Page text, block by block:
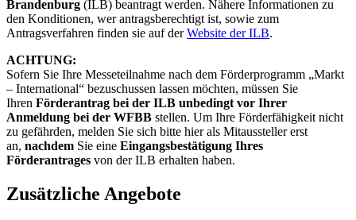
Brandenburg (ILB) beantragt werden. Nähere Informationen zu
den Konditionen, wer antragsberechtigt ist, sowie zum
Antragsverfahren finden sie auf derWebsite der ILB.
ACHTUNG:
Sofern Sie Ihre Messeteilnahme nach dem Förderprogramm „Markt
– International“ bezuschussen lassen möchten, müssen Sie
Ihren Förderantrag bei der ILB unbedingt vor Ihrer
Anmeldung bei der WFBB stellen. Um Ihre Förderfähigkeit nicht
zu gefährden, melden Sie sich bitte hier als Mitaussteller erst
an, nachdem Sie eine Eingangsbestätigung Ihres
Förderantrages von der ILB erhalten haben.
Zusätzliche Angebote